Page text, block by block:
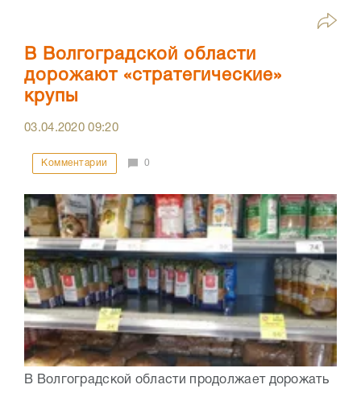
В Волгоградской области
дорожают «стратегические»
крупы
03.04.202009:20
Комментарии 0
В Волгоградской области продолжает дорожать